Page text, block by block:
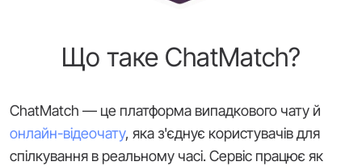
Що таке ChatMatch?
ChatMatch — це платформа випадкового чату й
онлайн-відеочату, яка з'єднує користувачів для
спілкування в реальному часі. Сервіс працює як